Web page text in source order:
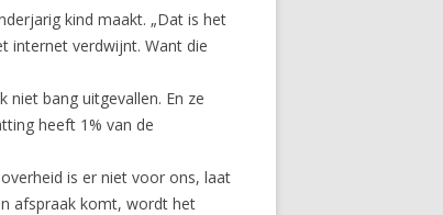
kind maakt. „Dat is het
internet verdwijnt. Want die
bang uitgevallen. En ze
heeft 1% van de
is er niet voor ons, laat
afspraak komt, wordt het